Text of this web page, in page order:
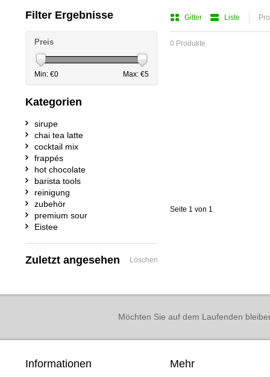
Gitter Liste
0 Produkte
Seite 1 von 1
Filter Ergebnisse
Preis
Min: €0 Max: €5
Kategorien
sirupe
chai tea latte
cocktail mix
frappés
hot chocolate
barista tools
reinigung
zubehör
premium sour
Eistee
Zuletzt angesehen Löschen
Möchten Sie auf dem Laufenden
Informationen Mehr